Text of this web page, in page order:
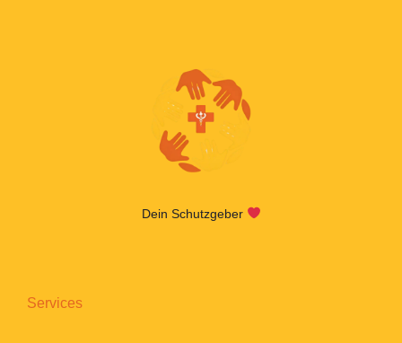
Dein Schutzgeber
Services